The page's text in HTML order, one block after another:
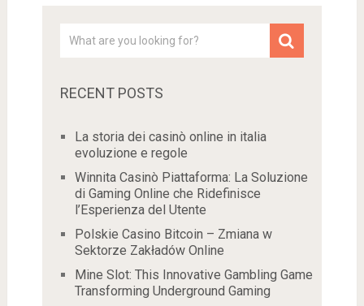
RECENT POSTS
La storia dei casinò online in italia
evoluzione e regole
Winnita Casinò Piattaforma: La Soluzione
di Gaming Online che Ridefinisce
l’Esperienza del Utente
Polskie Casino Bitcoin – Zmiana w
Sektorze Zakładów Online
Mine Slot: This Innovative Gambling Game
Transforming Underground Gaming